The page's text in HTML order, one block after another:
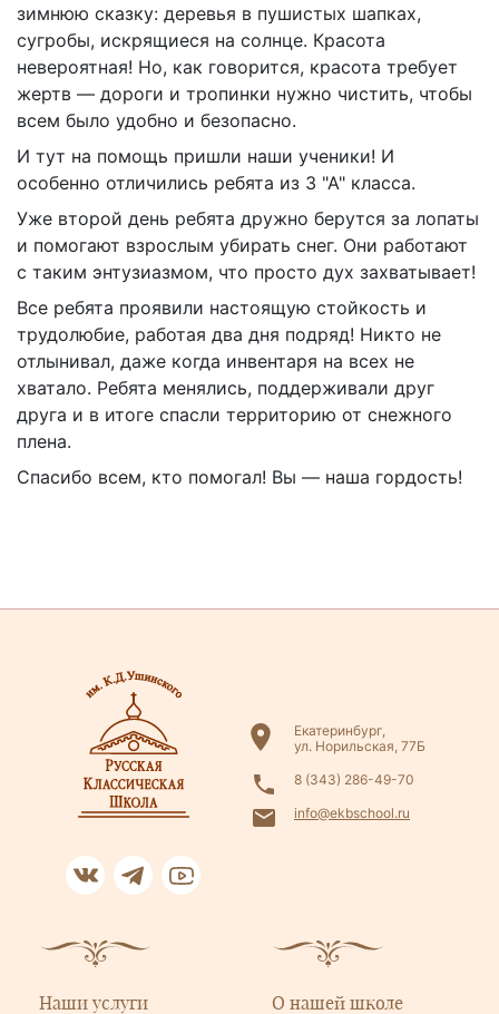
зимнюю сказку: деревья в пушистых шапках,
сугробы, искрящиеся на солнце. Красота
невероятная! Но, как говорится, красота требует
жертв — дороги и тропинки нужно чистить, чтобы
всем было удобно и безопасно.
И тут на помощь пришли наши ученики! И
особенно отличились ребята из 3 "А" класса.
Уже второй день ребята дружно берутся за лопаты
и помогают взрослым убирать снег. Они работают
с таким энтузиазмом, что просто дух захватывает!
Все ребята проявили настоящую стойкость и
трудолюбие, работая два дня подряд! Никто не
отлынивал, даже когда инвентаря на всех не
хватало. Ребята менялись, поддерживали друг
друга и в итоге спасли территорию от снежного
плена.
Спасибо всем, кто помогал! Вы — наша гордость!
Екатеринбург,
ул. Норильская, 77Б
8 (343) 286-49-70
info@ekbschool.ru
Наши услуги О нашей школе